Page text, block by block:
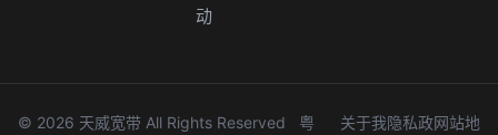
动
© 2026 天威宽带 All Rights Reserved 粤
关于我隐私政网站地